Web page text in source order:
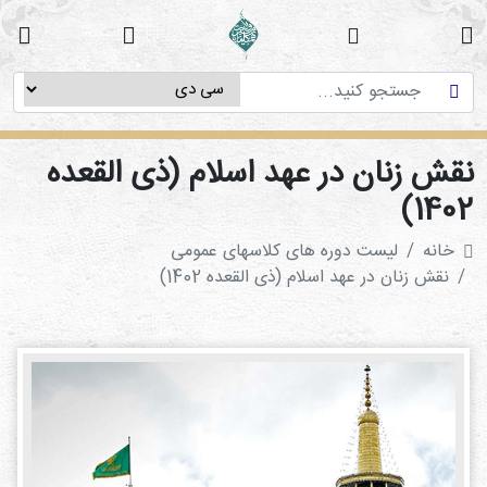
دوره
های
آموزشی
پژوهش
های
میان
رشته
استاد
میرزایی
سی
نقش زنان در عهد اسلام (ذی القعده
1402)
خانه
لیست دوره های کلاسهای عمومی
نقش زنان در عهد اسلام (ذی القعده 1402)